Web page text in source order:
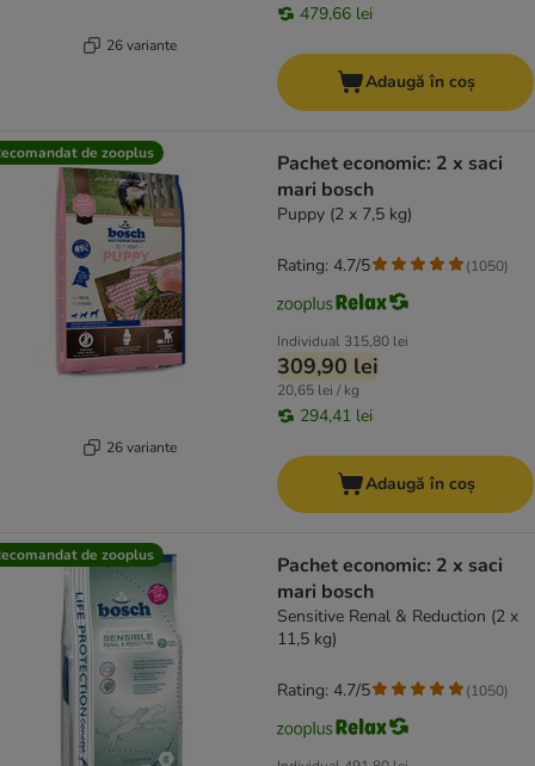
26 variante
479,66 lei
Adaugă în coș
de zooplus
26 variante
Pachet economic: 2 x saci
mari bosch
Puppy (2 x 7,5 kg)
Individual 315,80 lei
309,90 lei
20,65 lei / kg
294,41 lei
Rating: 4.7/5 (1050)
Adaugă în coș
de zooplus
Pachet economic: 2 x saci
mari bosch
Sensitive Renal & Reduction (2 x
11,5 kg)
Rating: 4.7/5 (1050)